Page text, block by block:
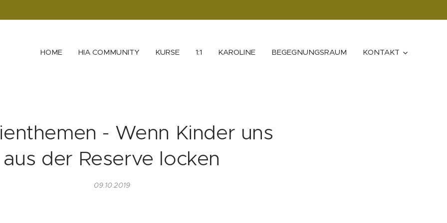
HOME HIA COMMUNITY KURSE 1:1 KAROLINE BEGEGNUNGSRAUM KONTAKT
- Wenn Kinder uns
aus der Reserve locken
09.10.2019